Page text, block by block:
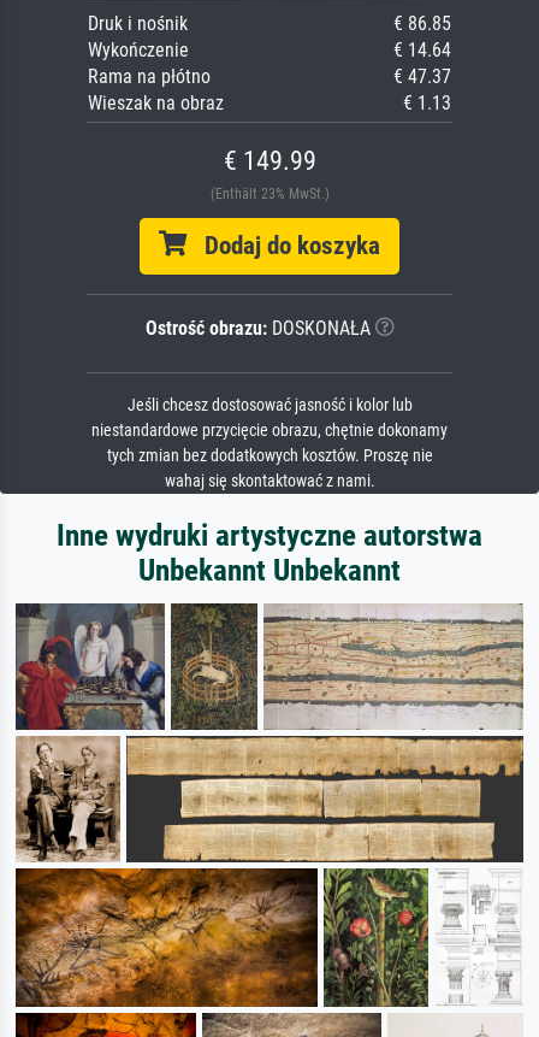
Druk i nośnik
€ 86.85
Wykończenie
€ 14.64
Rama na płótno
€ 47.37
Wieszak na obraz
€ 1.13
€ 149.99
(Enthält 23% MwSt.)
Dodaj do koszyka
Ostrość obrazu:DOSKONAŁA
Jeśli chcesz dostosować jasność i kolor lub
niestandardowe przycięcie obrazu, chętnie dokonamy
tych zmian bez dodatkowych kosztów. Proszę nie
wahaj się skontaktować z nami.
Inne wydruki artystyczne autorstwa
Unbekannt Unbekannt